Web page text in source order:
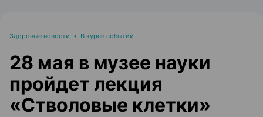
Здоровые новости • В курсе событий
28 мая в музее науки
пройдет лекция
«Стволовые клетки»